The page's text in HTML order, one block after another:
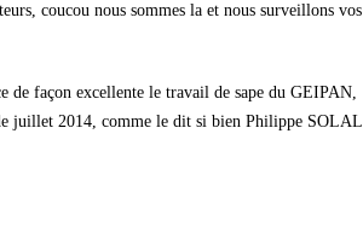
coucou nous sommes la et nous surveillons vos
de façon excellente le travail de sape du GEIPAN,